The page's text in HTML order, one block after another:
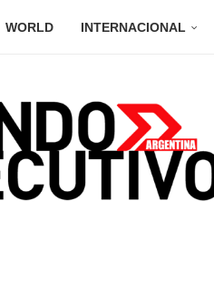
WORLD INTERNACIONAL